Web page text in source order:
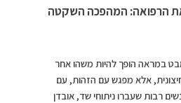
הרפואה: המהפכה השקטה
במראה הופך להיות משהו אחר
אלא מפגש עם הזהות, עם
רבות שעברו ניתוחי שד, אובדן